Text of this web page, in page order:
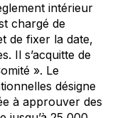
intérieur
chargé de
de fixer la date,
Il s’acquitte de
». Le
désigne
à approuver des